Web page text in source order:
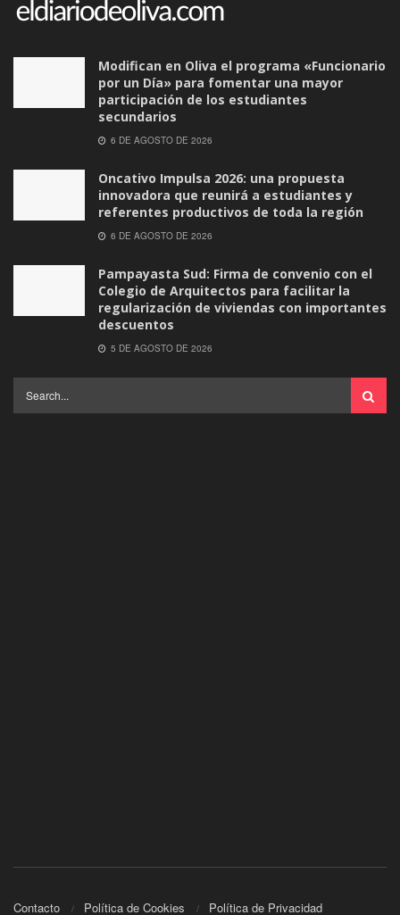
Modifican en Oliva el programa «Funcionario
por un Día» para fomentar una mayor
participación de los estudiantes
secundarios
6 DE AGOSTO DE 2026
Oncativo Impulsa 2026: una propuesta
innovadora que reunirá a estudiantes y
referentes productivos de toda la región
6 DE AGOSTO DE 2026
Pampayasta Sud: Firma de convenio con el
Colegio de Arquitectos para facilitar la
regularización de viviendas con importantes
descuentos
5 DE AGOSTO DE 2026
Contacto Política de Cookies Política de Privacidad